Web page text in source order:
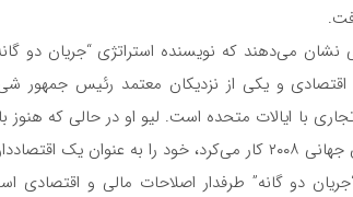
نشان‌ می‌دهند که نویسنده استراتژی “جریان ‌دو
اقتصادی و یکی از نزدیکان معتمد رئیس جمهور
با ایالات متحده است. لیو او در حالی که هنوز
درخشان ثابت کرد.
‌دو گانه” طرفدار اصلاحات مالی و اقتصادی